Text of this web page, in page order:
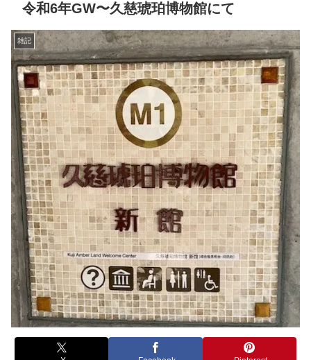
令和6年GW〜久慈琥珀博物館にて
雑記